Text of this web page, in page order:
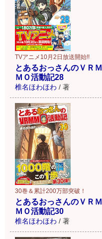
TVアニメ10月2日放送開始!!
とあるおっさんのＶＲＭ
ＭＯ活動記28
椎名ほわほわ / 著
30巻＆累計200万部突破！
とあるおっさんのＶＲＭ
ＭＯ活動記30
椎名ほわほわ / 著